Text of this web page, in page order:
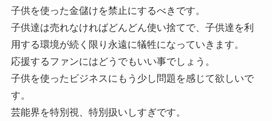
子供を使った金儲けを禁止にするべきです。
子供達は売れなければどんどん使い捨てで、子供達を利
用する環境が続く限り永遠に犠牲になっていきます。
応援するファンにはどうでもいい事でしょう。
子供を使ったビジネスにもう少し問題を感じて欲しいで
す。
芸能界を特別視、特別扱いしすぎです。